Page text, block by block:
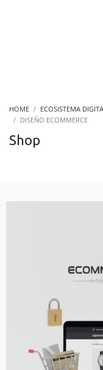
HOME ECOSISTEMA
DISEÑO ECOMMERCE
Shop